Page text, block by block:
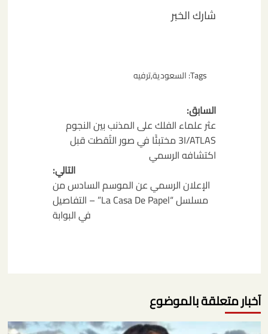
شارك الخبر
Tags: السعودية,ترفيه
تصفّح
المقالات
السابق:
عثر علماء الفلك على المذنب بين النجوم
3I/ATLAS مختبئًا في صور التُقطت قبل
اكتشافه الرسمي
التالي:
الإعلان الرسمي عن الموسم السادس من
مسلسل “La Casa De Papel” – التفاصيل
في البوابة
آخبار متعلقة بالموضوع